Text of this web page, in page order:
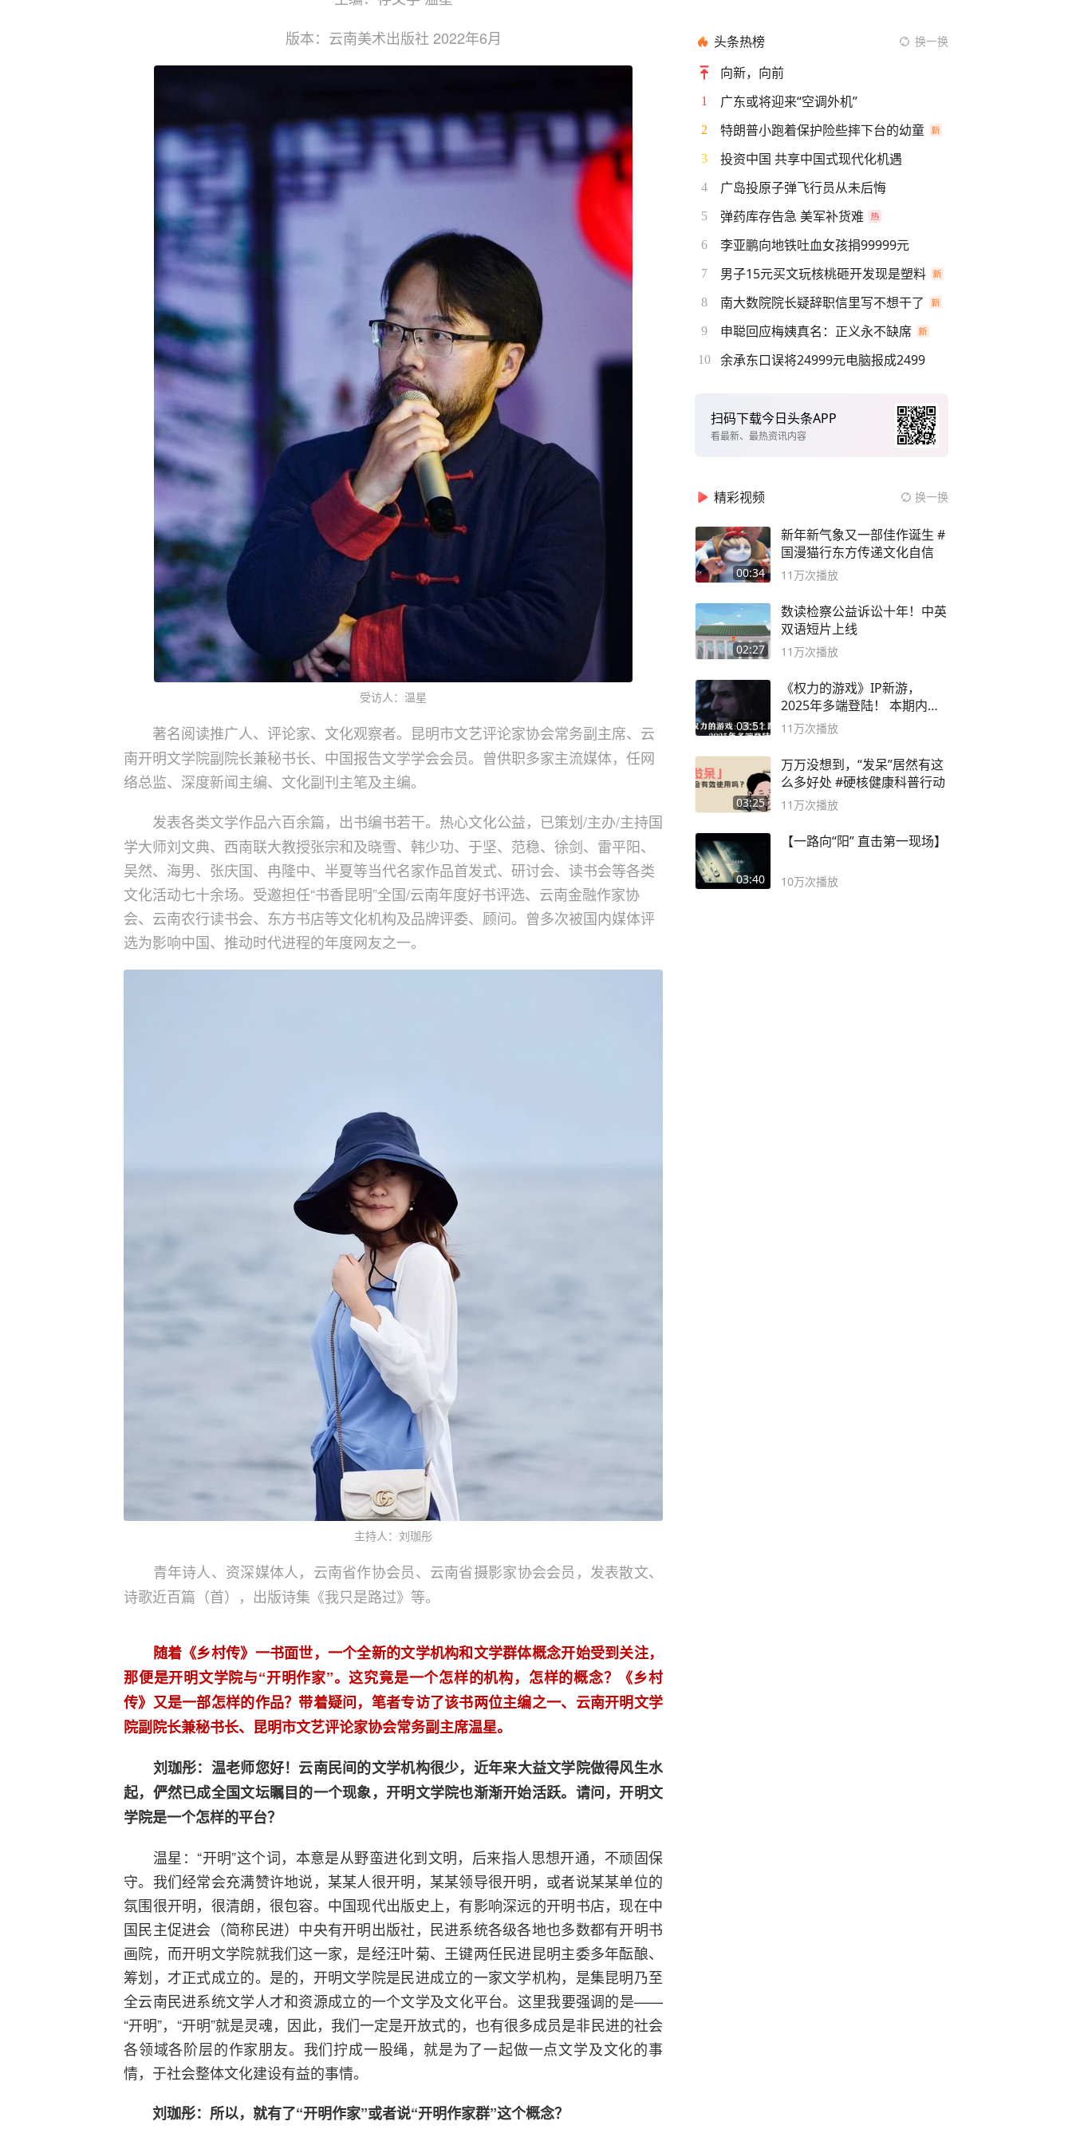
版本：云南美术出版社 2022年6月
受访人：温星
著名阅读推广人、评论家、文化观察者。昆明市文艺评论家协会常务副主席、云
南开明文学院副院长兼秘书长、中国报告文学学会会员。曾供职多家主流媒体，任网
络总监、深度新闻主编、文化副刊主笔及主编。
发表各类文学作品六百余篇，出书编书若干。热心文化公益，已策划/主办/主持国
学大师刘文典、西南联大教授张宗和及晓雪、韩少功、于坚、范稳、徐剑、雷平阳、
吴然、海男、张庆国、冉隆中、半夏等当代名家作品首发式、研讨会、读书会等各类
文化活动七十余场。受邀担任“书香昆明”全国/云南年度好书评选、云南金融作家协
会、云南农行读书会、东方书店等文化机构及品牌评委、顾问。曾多次被国内媒体评
选为影响中国、推动时代进程的年度网友之一。
主持人：刘珈彤
青年诗人、资深媒体人，云南省作协会员、云南省摄影家协会会员，发表散文、
诗歌近百篇（首），出版诗集《我只是路过》等。
随着《乡村传》一书面世，一个全新的文学机构和文学群体概念开始受到关注，
那便是开明文学院与“开明作家”。这究竟是一个怎样的机构，怎样的概念？《乡村
传》又是一部怎样的作品？带着疑问，笔者专访了该书两位主编之一、云南开明文学
院副院长兼秘书长、昆明市文艺评论家协会常务副主席温星。
刘珈彤：温老师您好！云南民间的文学机构很少，近年来大益文学院做得风生水
起，俨然已成全国文坛瞩目的一个现象，开明文学院也渐渐开始活跃。请问，开明文
学院是一个怎样的平台？
温星：“开明”这个词，本意是从野蛮进化到文明，后来指人思想开通，不顽固保
守。我们经常会充满赞许地说，某某人很开明，某某领导很开明，或者说某某单位的
氛围很开明，很清朗，很包容。中国现代出版史上，有影响深远的开明书店，现在中
国民主促进会（简称民进）中央有开明出版社，民进系统各级各地也多数都有开明书
画院，而开明文学院就我们这一家，是经汪叶菊、王键两任民进昆明主委多年酝酿、
筹划，才正式成立的。是的，开明文学院是民进成立的一家文学机构，是集昆明乃至
全云南民进系统文学人才和资源成立的一个文学及文化平台。这里我要强调的是——
“开明”，“开明”就是灵魂，因此，我们一定是开放式的，也有很多成员是非民进的社会
各领域各阶层的作家朋友。我们拧成一股绳，就是为了一起做一点文学及文化的事
情，于社会整体文化建设有益的事情。
刘珈彤：所以，就有了“开明作家”或者说“开明作家群”这个概念？
头条热榜 换一换
向新，向前
1 广东或将迎来“空调外机”
2 特朗普小跑着保护险些摔下台的幼童
3 投资中国 共享中国式现代化机遇
4 广岛投原子弹飞行员从未后悔
5 弹药库存告急 美军补货难
6 李亚鹏向地铁吐血女孩捐99999元
7 男子15元买文玩核桃砸开发现是塑料
8 南大数院院长疑辞职信里写不想干了
9 申聪回应梅姨真名：正义永不缺席
10 余承东口误将24999元电脑报成2499
扫码下载今日头条APP
看最新、最热资讯内容
精彩视频 换一换
00:34
新年新气象又一部佳作诞生 #
国漫猫行东方传递文化自信
11万次播放
02:27
数读检察公益诉讼十年！中英
双语短片上线
11万次播放
03:51
《权力的游戏》IP新游，
2025年多端登陆！ 本期内容
概要
11万次播放
03:25
万万没想到，“发呆”居然有这
么多好处 #硬核健康科普行动
11万次播放
03:40
【一路向“阳” 直击第一现场】
10万次播放